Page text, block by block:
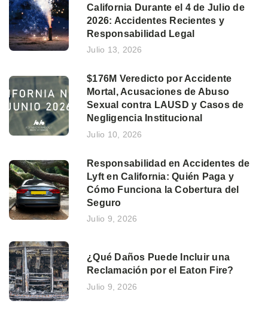
California Durante el 4 de Julio de
2026: Accidentes Recientes y
Responsabilidad Legal
Julio 13, 2026
$176M Veredicto por Accidente
Mortal, Acusaciones de Abuso
Sexual contra LAUSD y Casos de
Negligencia Institucional
Julio 10, 2026
Responsabilidad en Accidentes de
Lyft en California: Quién Paga y
Cómo Funciona la Cobertura del
Seguro
Julio 9, 2026
¿Qué Daños Puede Incluir una
Reclamación por el Eaton Fire?
Julio 9, 2026